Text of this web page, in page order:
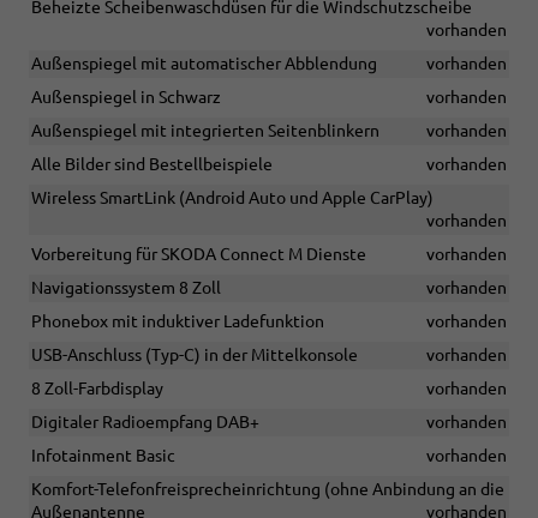
Beheizte Scheibenwaschdüsen für die Windschutzscheibe
vorhanden
Außenspiegel mit automatischer Abblendung
vorhanden
Außenspiegel in Schwarz
vorhanden
Außenspiegel mit integrierten Seitenblinkern
vorhanden
Alle Bilder sind Bestellbeispiele
vorhanden
Wireless SmartLink (Android Auto und Apple CarPlay)
vorhanden
Vorbereitung für SKODA Connect M Dienste
vorhanden
Navigationssystem 8 Zoll
vorhanden
Phonebox mit induktiver Ladefunktion
vorhanden
USB-Anschluss (Typ-C) in der Mittelkonsole
vorhanden
8 Zoll-Farbdisplay
vorhanden
Digitaler Radioempfang DAB+
vorhanden
Infotainment Basic
vorhanden
Komfort-Telefonfreisprecheinrichtung (ohne Anbindung an die
Außenantenne
vorhanden